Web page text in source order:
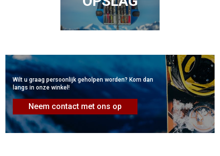
Wilt u graag persoonlijk geholpen worden? Kom dan
langs in onze winkel!
Neem contact met ons op